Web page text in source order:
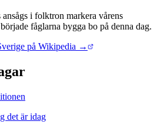
i folktron markera vårens
fåglarna bygga bo på denna dag.
på Wikipedia →
det är idag